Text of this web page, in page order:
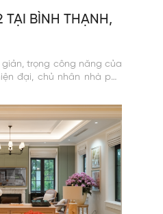
TẠI BÌNH THẠNH,
trọng công năng của
đại, chủ nhân nhà phố
đem đến giải pháp
tầm nghệ thuật.